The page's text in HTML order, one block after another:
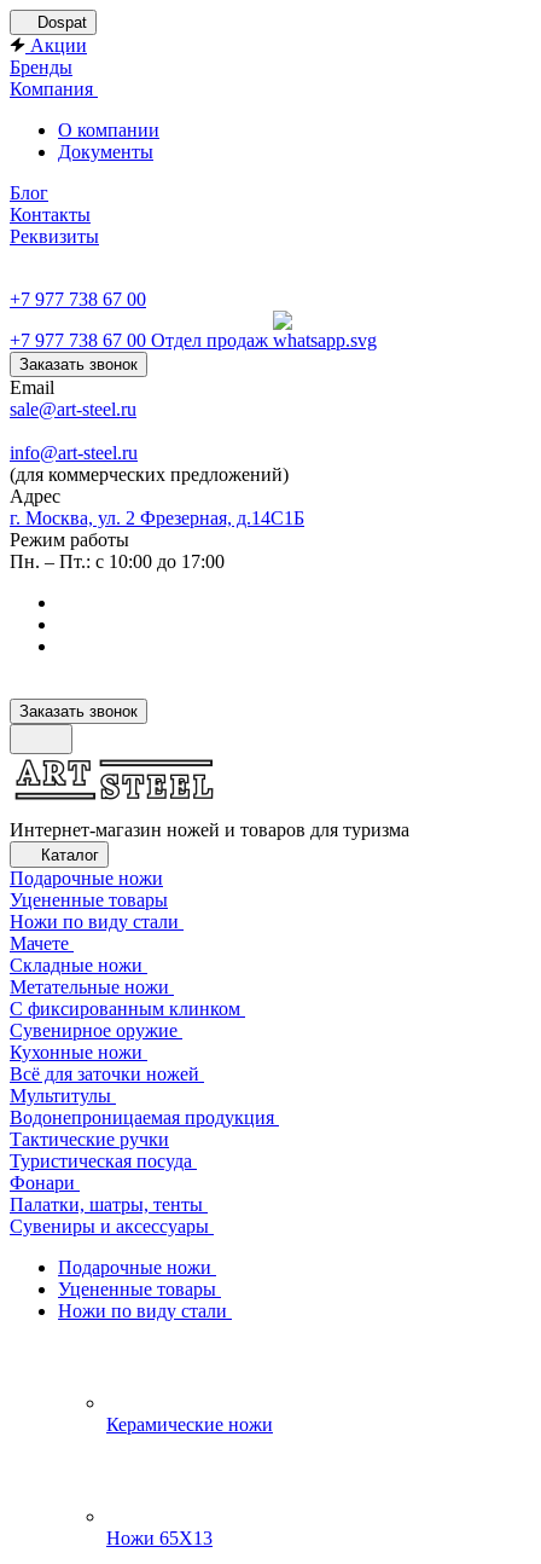
Dospat
Акции
Бренды
Компания
О компании
Документы
Блог
Контакты
Реквизиты
+7 977 738 67 00
+7 977 738 67 00 Отдел продаж
Заказать звонок
Email
sale@art-steel.ru
info@art-steel.ru
(для коммерческих предложений)
Адрес
г. Москва, ул. 2 Фрезерная, д.14С1Б
Режим работы
Пн. – Пт.: с 10:00 до 17:00
Заказать звонок
Интернет-магазин ножей и товаров для туризма
Каталог
Подарочные ножи
Уцененные товары
Ножи по виду стали
Мачете
Складные ножи
Метательные ножи
С фиксированным клинком
Сувенирное оружие
Кухонные ножи
Всё для заточки ножей
Мультитулы
Водонепроницаемая продукция
Тактические ручки
Туристическая посуда
Фонари
Палатки, шатры, тенты
Сувениры и аксессуары
Подарочные ножи
Уцененные товары
Ножи по виду стали
Керамические ножи
Ножи 65Х13